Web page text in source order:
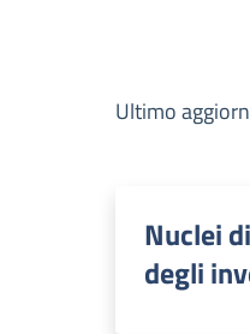
Ultimo
Nuclei
degli